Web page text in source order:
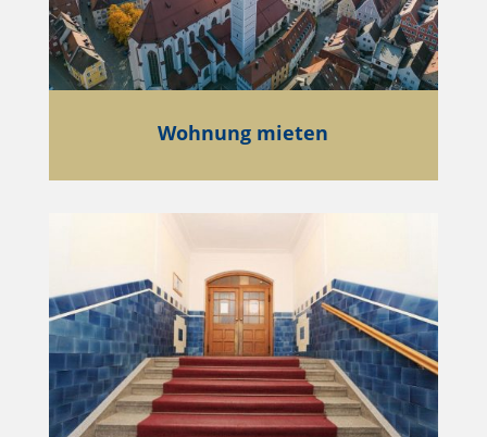
Wohnung mieten